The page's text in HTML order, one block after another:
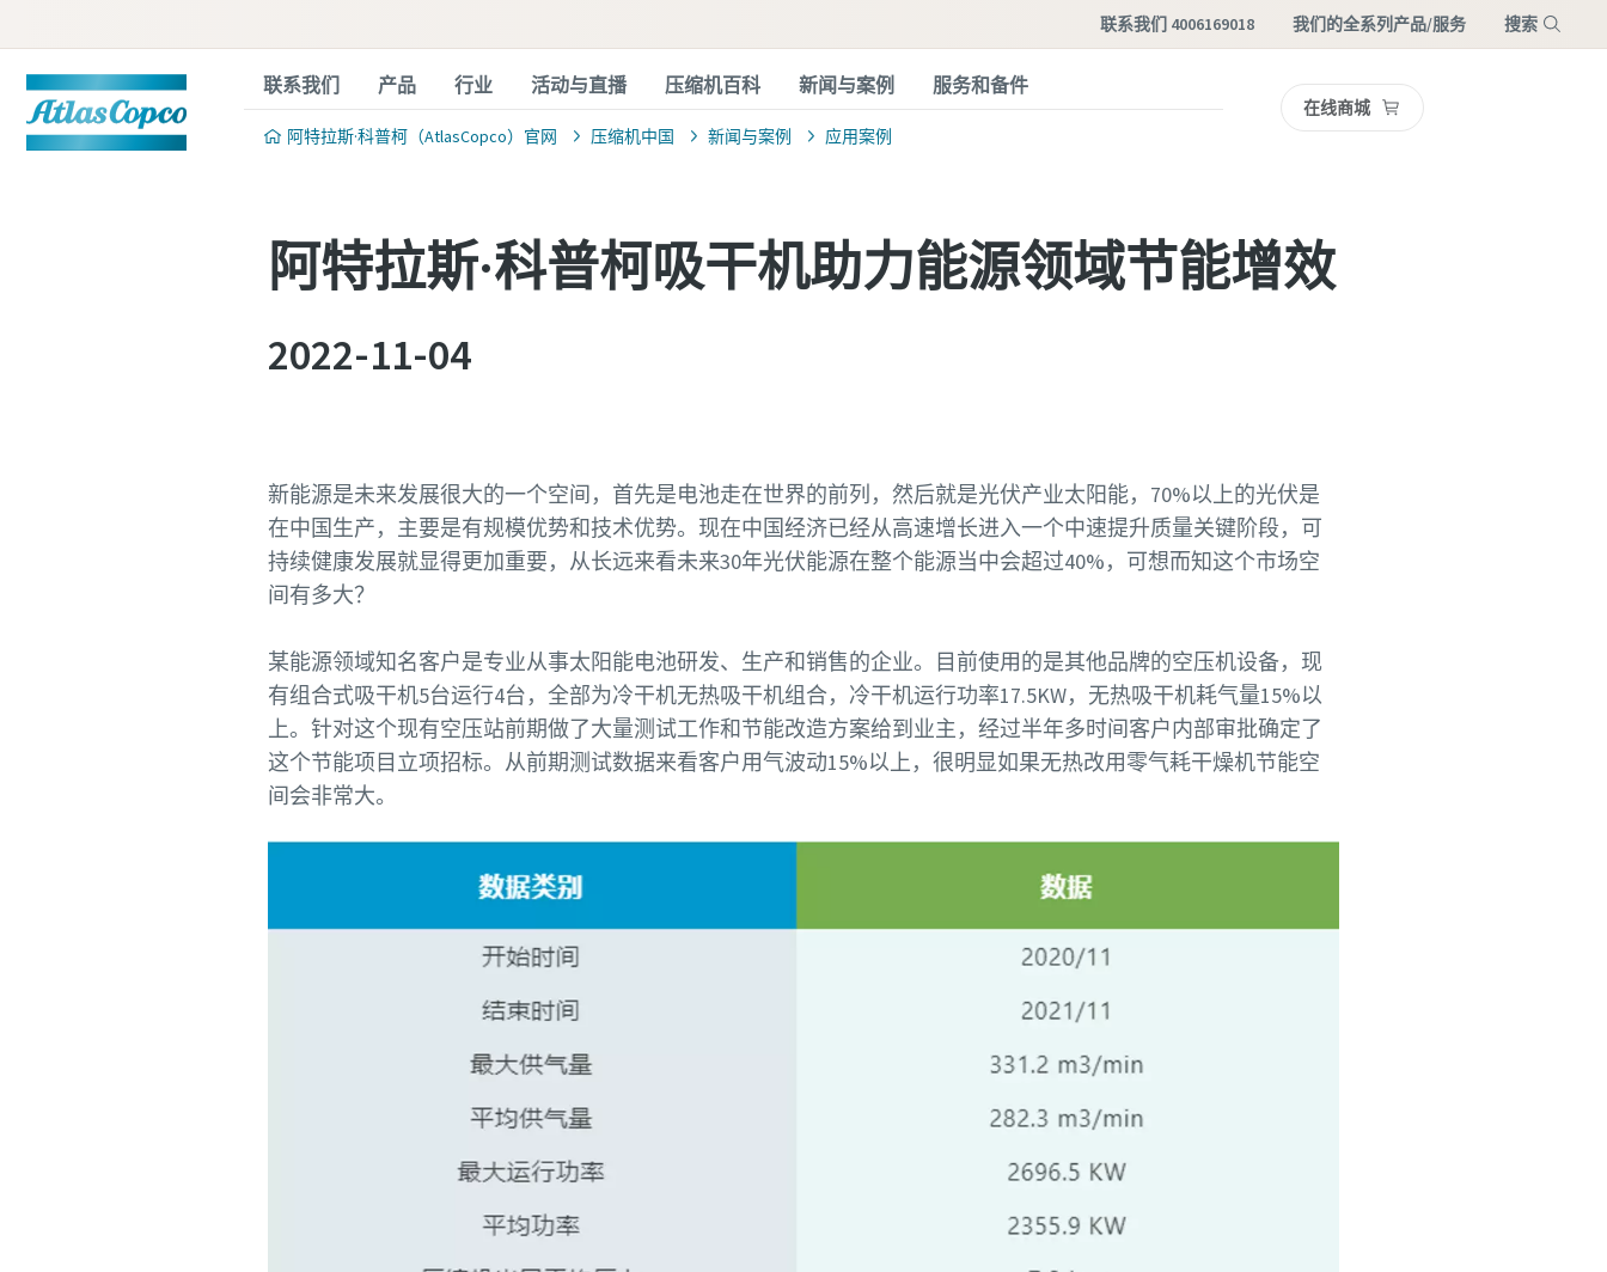
联系我们 4006169018 我们的全系列产品/服务 搜索
联系我们 产品 行业 活动与直播 压缩机百科 新闻与案例 服务和备件
阿特拉斯·科普柯（AtlasCopco）官网 压缩机中国 新闻与案例 应用案例
在线商城
阿特拉斯·科普柯吸干机助力能源领域节能增效
2022-11-04
新能源是未来发展很大的一个空间，首先是电池走在世界的前列，然后就是光伏产业太阳能，70%以上的光伏是
在中国生产，主要是有规模优势和技术优势。现在中国经济已经从高速增长进入一个中速提升质量关键阶段，可
持续健康发展就显得更加重要，从长远来看未来30年光伏能源在整个能源当中会超过40%，可想而知这个市场空
间有多大？
某能源领域知名客户是专业从事太阳能电池研发、生产和销售的企业。目前使用的是其他品牌的空压机设备，现
有组合式吸干机5台运行4台，全部为冷干机无热吸干机组合，冷干机运行功率17.5KW，无热吸干机耗气量15%以
上。针对这个现有空压站前期做了大量测试工作和节能改造方案给到业主，经过半年多时间客户内部审批确定了
这个节能项目立项招标。从前期测试数据来看客户用气波动15%以上，很明显如果无热改用零气耗干燥机节能空
间会非常大。